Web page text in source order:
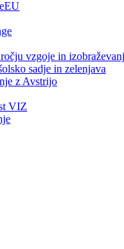
vzgoje in
sadje in zelenjava
z Avstrijo
VIZ